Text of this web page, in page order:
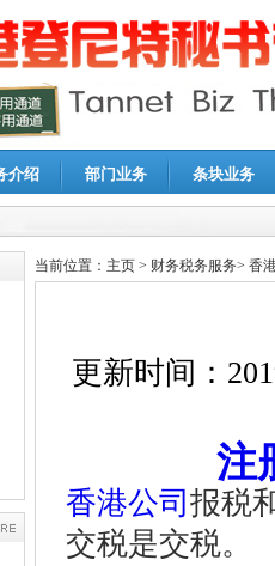
介绍 部门业务 条块业务
清缴申报鉴证
当前位置： 主页 > 财务税务服务> 香
更新时间：
注
香港公司 报税
交税是交税。